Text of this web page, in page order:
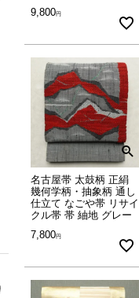
9,800
名古屋帯 太鼓柄 正絹
幾何学柄・抽象柄 通し
仕立て なごや帯 リサイ
クル帯 帯 紬地 グレー
7,800